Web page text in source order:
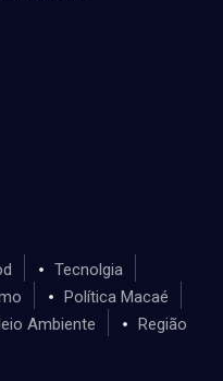
Tecnolgia
Política Macaé
Ambiente Região